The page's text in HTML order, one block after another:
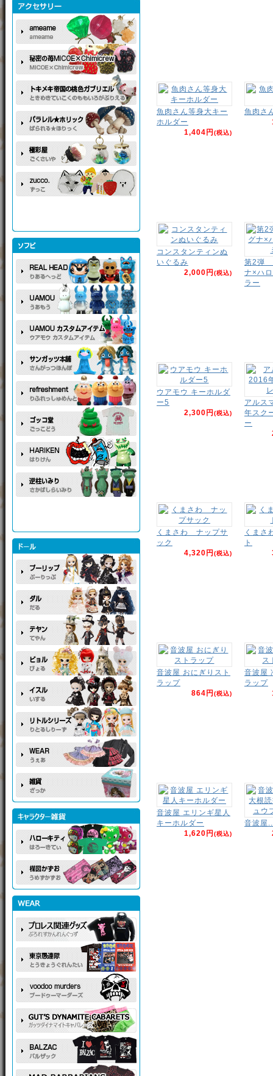
魚肉さん等身大キー
ホルダー
1,404円(税込)
魚肉さ
コンスタンティンぬ
いぐるみ
2,000円(税込)
第2弾
ナ×ハ
ラー
ウアモウ キーホルダ
ー5
2,300円(税込)
アルス
年スク
ー
くまさわ ナップサ
ック
4,320円(税込)
くまさ
ト
音波屋 おにぎりスト
ラップ
864円(税込)
音波屋
ラップ
音波屋 エリンギ星人
キーホルダー
1,620円(税込)
音波屋